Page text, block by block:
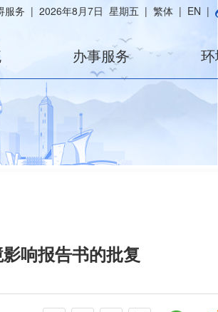
服务 | 2026年8月7日 星期五 | 繁体 | EN |
办事服务
响报告书的批复